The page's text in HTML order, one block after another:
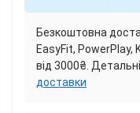
Безкоштовна
EasyFit, PowerPlay,
від 3000₴.
доставки